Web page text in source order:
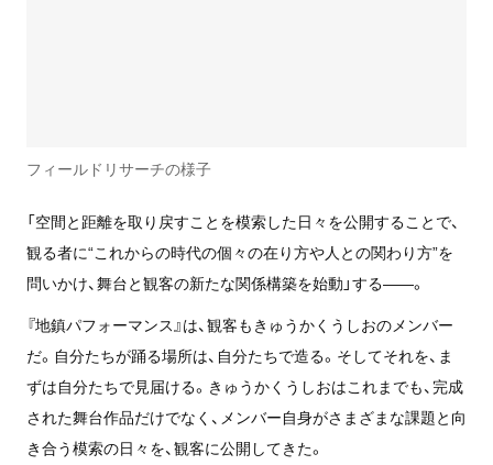
フィールドリサーチの様子
「空間と距離を取り戻すことを模索した日々を公開することで、
観る者に“これからの時代の個々の在り方や人との関わり方”を
問いかけ、舞台と観客の新たな関係構築を始動」する――。
『地鎮パフォーマンス』は、観客もきゅうかくうしおのメンバー
だ。自分たちが踊る場所は、自分たちで造る。そしてそれを、ま
ずは自分たちで見届ける。きゅうかくうしおはこれまでも、完成
された舞台作品だけでなく、メンバー自身がさまざまな課題と向
き合う模索の日々を、観客に公開してきた。